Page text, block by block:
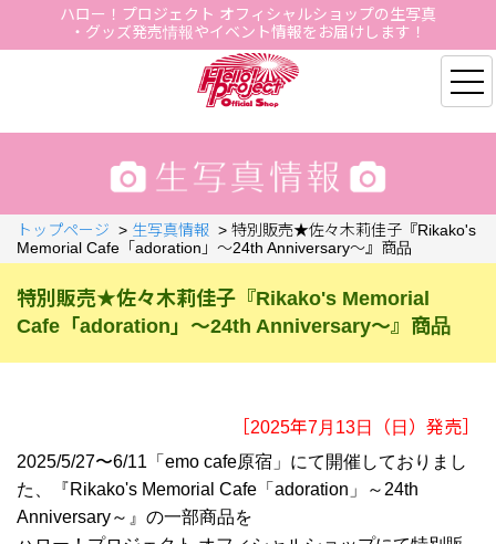
ハロー！プロジェクト オフィシャルショップの生写真
・グッズ発売情報やイベント情報をお届けします！
Hello Project Official
トップページ > 生写真情報 > 特別販売★佐々木莉佳子『Rikako's
Memorial Cafe「adoration」～24th Anniversary～』商品
特別販売★佐々木莉佳子『Rikako's Memorial
Cafe「adoration」～24th Anniversary～』商品
［2025年7月13日（日）発売］
2025/5/27〜6/11「emo cafe原宿」にて開催しておりまし
た、『Rikako's Memorial Cafe「adoration」～24th
Anniversary～』の一部商品を